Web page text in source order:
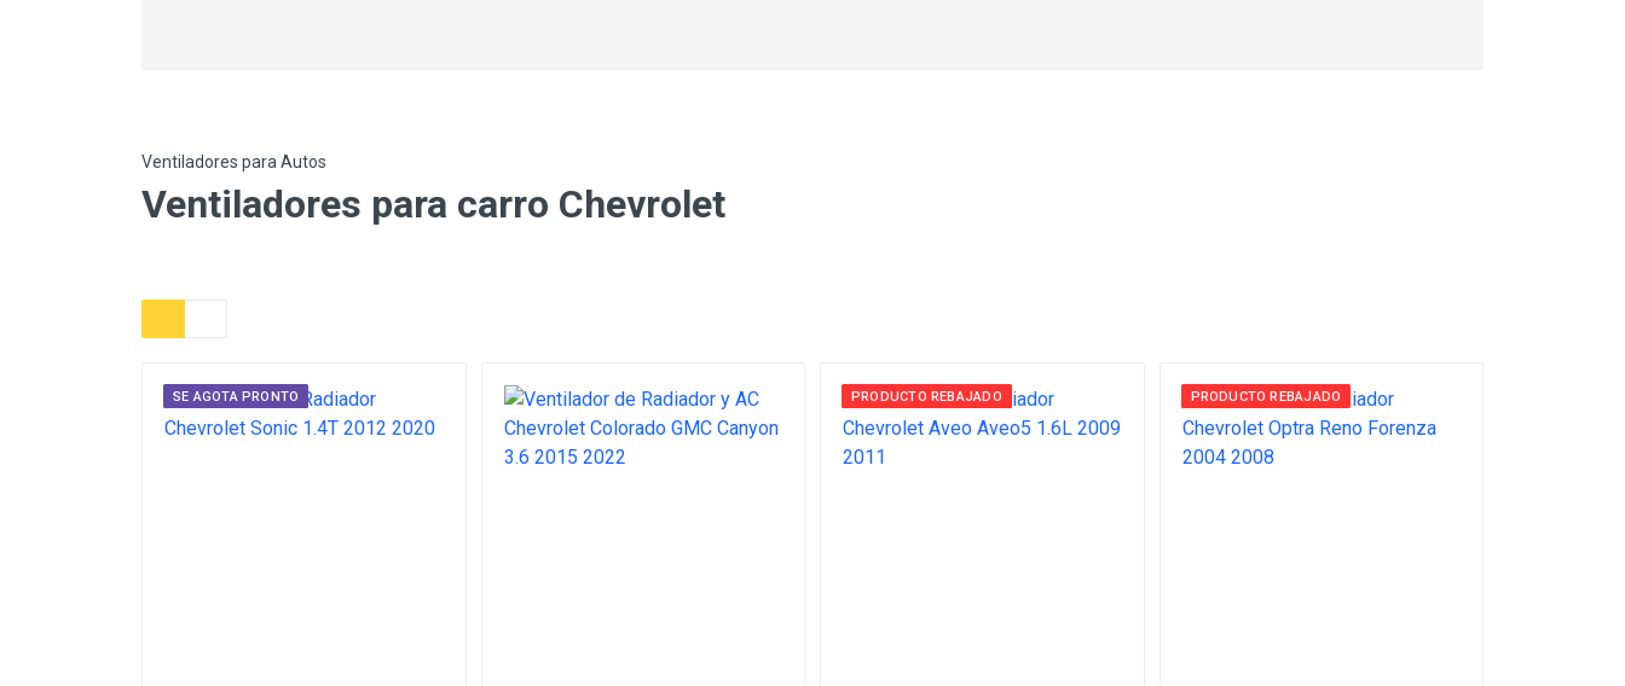
Ventiladores para Autos
Ventiladores para carro Chevrolet
SE AGOTA PRONTO PRODUCTO REBAJADO PRODUCTO REBAJADO